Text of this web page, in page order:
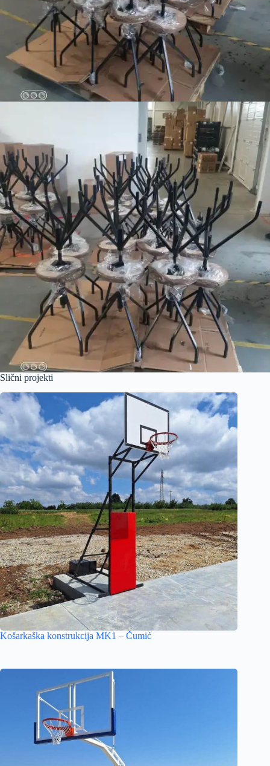
Slični projekti
Košarkaška konstrukcija MK1 – Čumić